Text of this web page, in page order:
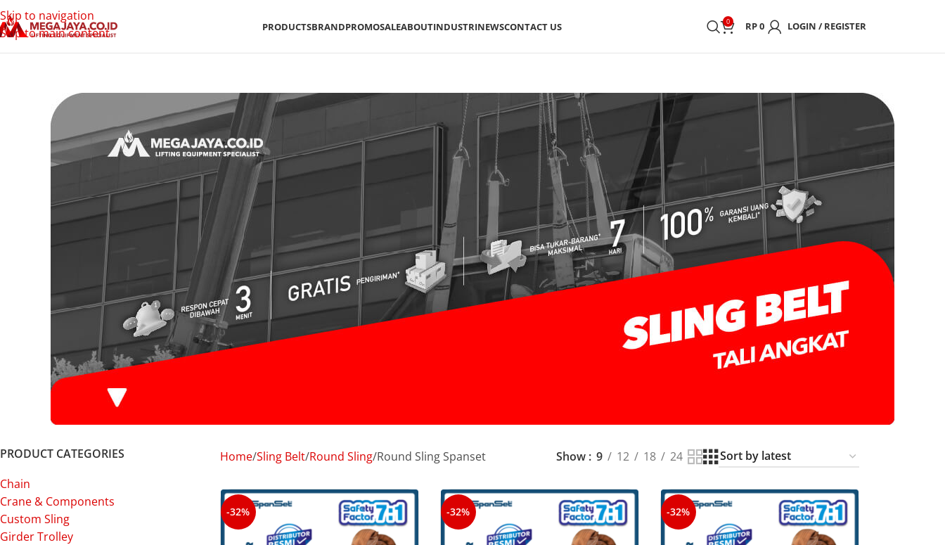
Skip to navigation
Skip to main content
PRODUCTSBRANDPROMOSALEABOUTINDUSTRINEWSCONTACT US 0 RP0 LOGIN / REGISTER
PRODUCT CATEGORIES
Chain
Crane & Components
Custom Sling
Girder Trolley
Home Sling Belt Round Sling Round Sling Spanset Show 9 12 18 24
-32% -32% -32%